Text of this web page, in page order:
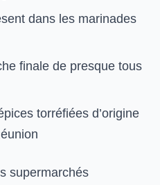
dans les marinades
finale de presque tous
torréfiées d’origine
supermarchés